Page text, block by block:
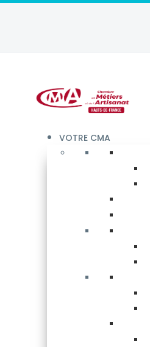
VOTRE CMA